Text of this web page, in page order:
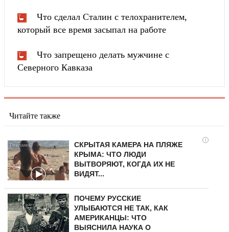
Что сделал Сталин с телохранителем,
который все время засыпал на работе
Что запрещено делать мужчине с
Северного Кавказа
Читайте также
i
СКРЫТАЯ КАМЕРА НА ПЛЯЖЕ
КРЫМА: ЧТО ЛЮДИ
ВЫТВОРЯЮТ, КОГДА ИХ НЕ
ВИДЯТ...
ПОЧЕМУ РУССКИЕ
УЛЫБАЮТСЯ НЕ ТАК, КАК
АМЕРИКАНЦЫ: ЧТО
ВЫЯСНИЛА НАУКА О